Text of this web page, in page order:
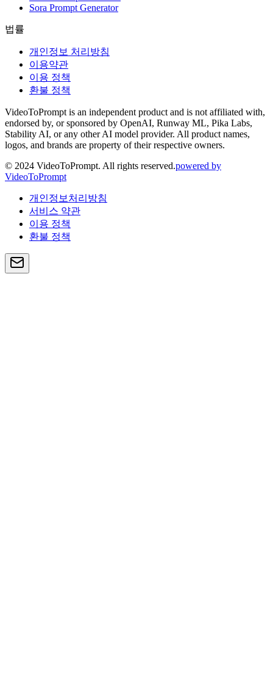
Sora Prompt Generator
법률
개인정보 처리방침
이용약관
이용 정책
환불 정책
VideoToPrompt is an independent product and is not affiliated with,
endorsed by, or sponsored by OpenAI, Runway ML, Pika Labs,
Stability AI, or any other AI model provider. All product names,
logos, and brands are property of their respective owners.
© 2024 VideoToPrompt. All rights reserved.powered by
VideoToPrompt
개인정보처리방침
서비스 약관
이용 정책
환불 정책